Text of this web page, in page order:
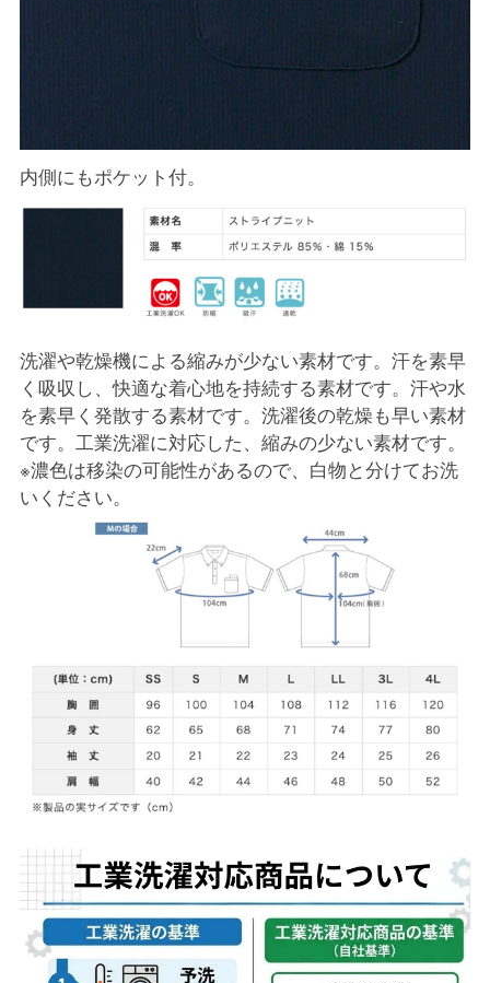
内側にもポケット付。
洗濯や乾燥機による縮みが少ない素材です。汗を素早
く吸収し、快適な着心地を持続する素材です。汗や水
を素早く発散する素材です。洗濯後の乾燥も早い素材
です。工業洗濯に対応した、縮みの少ない素材です。
※濃色は移染の可能性があるので、白物と分けてお洗
いください。